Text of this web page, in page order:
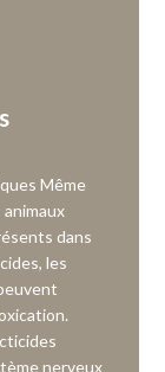
Même
animaux
dans
les
nerveux